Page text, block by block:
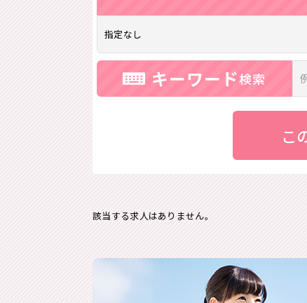
指定なし
キーワード検索
こ
該当する求人はありません。